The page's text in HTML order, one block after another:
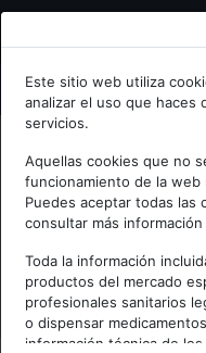
Bienvenid@ a
Escribe tu Email
Accede o regístrate
Este sitio web utiliza
analizar el uso que haces
servicios.
Aquellas cookies que no
funcionamiento de la
Puedes aceptar todas las
consultar más
Toda la información
productos del mercado
profesionales sanitarios
o dispensar
información técnica de